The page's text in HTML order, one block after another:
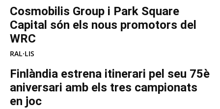
Cosmobilis Group i Park Square
Capital són els nous promotors del
WRC
RAL·LIS
Finlàndia estrena itinerari pel seu 75è
aniversari amb els tres campionats
en joc